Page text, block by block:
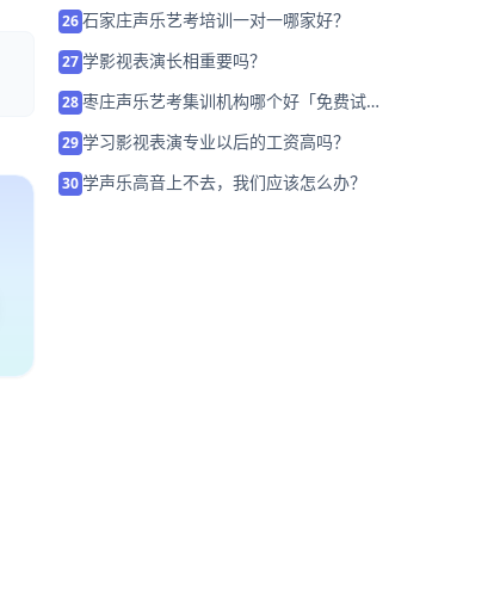
26石家庄声乐艺考培训一对一哪家好？
27学影视表演长相重要吗？
28枣庄声乐艺考集训机构哪个好「免费试
29学习影视表演专业以后的工资高吗？
30学声乐高音上不去，我们应该怎么办？